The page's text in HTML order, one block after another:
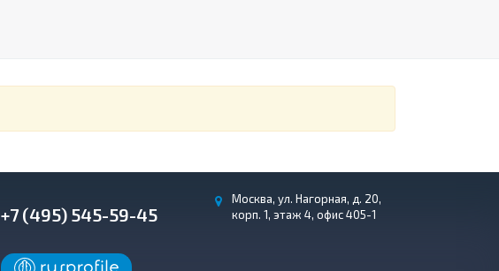
+7 (495) 545-59-45
Москва, ул. Нагорная, д. 20,
корп. 1, этаж 4, офис 405-1